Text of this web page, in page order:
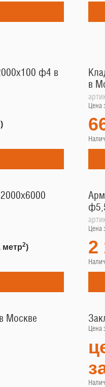
ф4 в
)
в
Цена
метр2)
Цена
2
Москве
Цена